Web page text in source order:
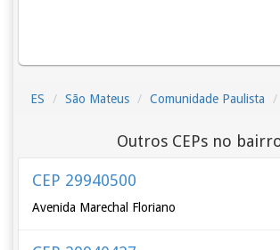
ES São Mateus Comunidade Paulista
Outros CEPs no
CEP 29940500
Avenida Marechal Floriano